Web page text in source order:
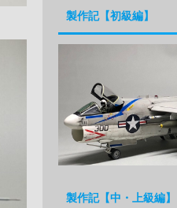
製作記【初級編】
製作記【中・上級編】